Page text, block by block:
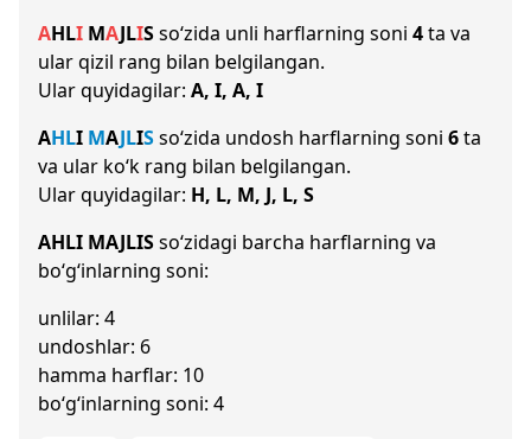
AHLI MAJLISso‘zida unli harflarning soni 4ta va
ular qizil rang bilan belgilangan.
Ular quyidagilar: A, I, A, I
AHLI MAJLISso‘zida undosh harflarning soni 6ta
va ular ko‘k rang bilan belgilangan.
Ular quyidagilar: H, L, M, J, L, S
AHLI MAJLISso‘zidagi barcha harflarning va
bo‘g‘inlarning soni:
unlilar: 4
undoshlar: 6
hamma harflar: 10
bo‘g‘inlarning soni: 4